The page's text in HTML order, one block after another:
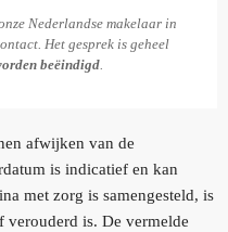
Nederlandse makelaar in
Het gesprek is geheel
beëindigd.
afwijken van de
is indicatief en kan
met zorg is samengesteld, is
is. De vermelde